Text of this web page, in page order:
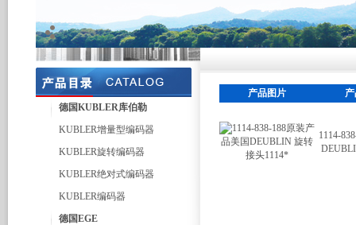
德国KUBLER库伯勒
KUBLER增量型编码器
KUBLER旋转编码器
KUBLER绝对式编码器
KUBLER编码器
德国EGE
产品图片
1114-